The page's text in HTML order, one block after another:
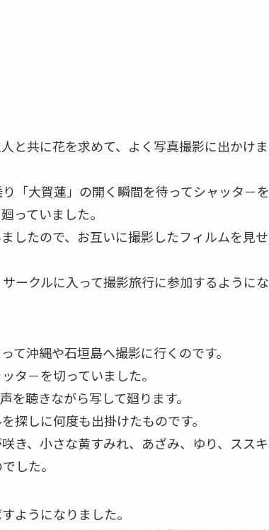
と共に花を求めて、よく写真撮影に出かけま
「大賀蓮」の開く瞬間を待ってシャッタ－を
っていました。
したので、お互いに撮影したフィルムを見せ
ークルに入って撮影旅行に参加するようにな
て沖縄や石垣島へ撮影に行くのです。
タ－を切っていました。
を聴きながら写して廻ります。
探しに何度も出掛けたものです。
き、小さな黄すみれ、あざみ、ゆり、ススキ
した。
ようになりました。